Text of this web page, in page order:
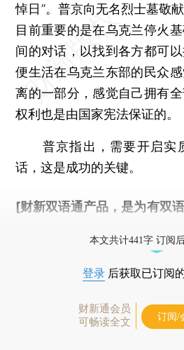
悼日”。普京向无名烈士墓敬
目前重要的是在乌克兰停火
间的对话，以找到各方都可
便生活在乌克兰东部的民众
离的一部分，感觉自己拥有
权利也是由国家宪法保证的。
普京指出，需要开启实
话，这是成功的关键。
[财新双语通产品，是为有双
本文共计441字 订阅
登录 后获取已订阅
财新通会员
可畅读全文
订阅/